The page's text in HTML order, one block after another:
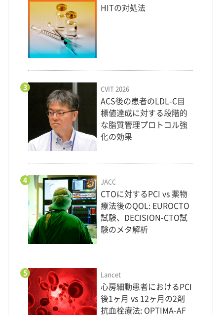
HITの対処法
3 CVIT 2026
ACS後の患者のLDL-C目
標値達成に対する段階的
な脂質管理プロトコル強
化の効果
4 JACC
CTOに対するPCI vs 薬物
療法後のQOL: EUROCTO
試験、DECISION-CTO試
験のメタ解析
5 Lancet
心房細動患者におけるPCI
後1ヶ月 vs 12ヶ月の2剤
抗血栓療法: OPTIMA-AF